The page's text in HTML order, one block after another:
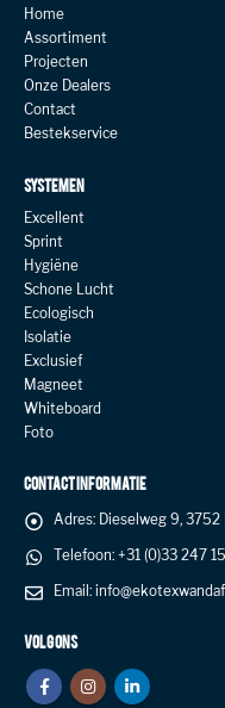
Home
Assortiment
Projecten
Onze Dealers
Contact
Bestekservice
SYSTEMEN
Excellent
Sprint
Hygiëne
Schone Lucht
Ecologisch
Isolatie
Exclusief
Magneet
Whiteboard
Foto
CONTACT INFORMATIE
Adres: Dieselweg 9,
Telefoon: +31 (0)33 247
Email:
VOLG ONS